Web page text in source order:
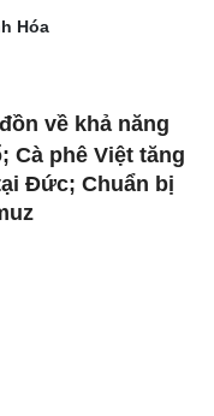
Hóa
về khả năng
Cà phê Việt tăng
Đức; Chuẩn bị